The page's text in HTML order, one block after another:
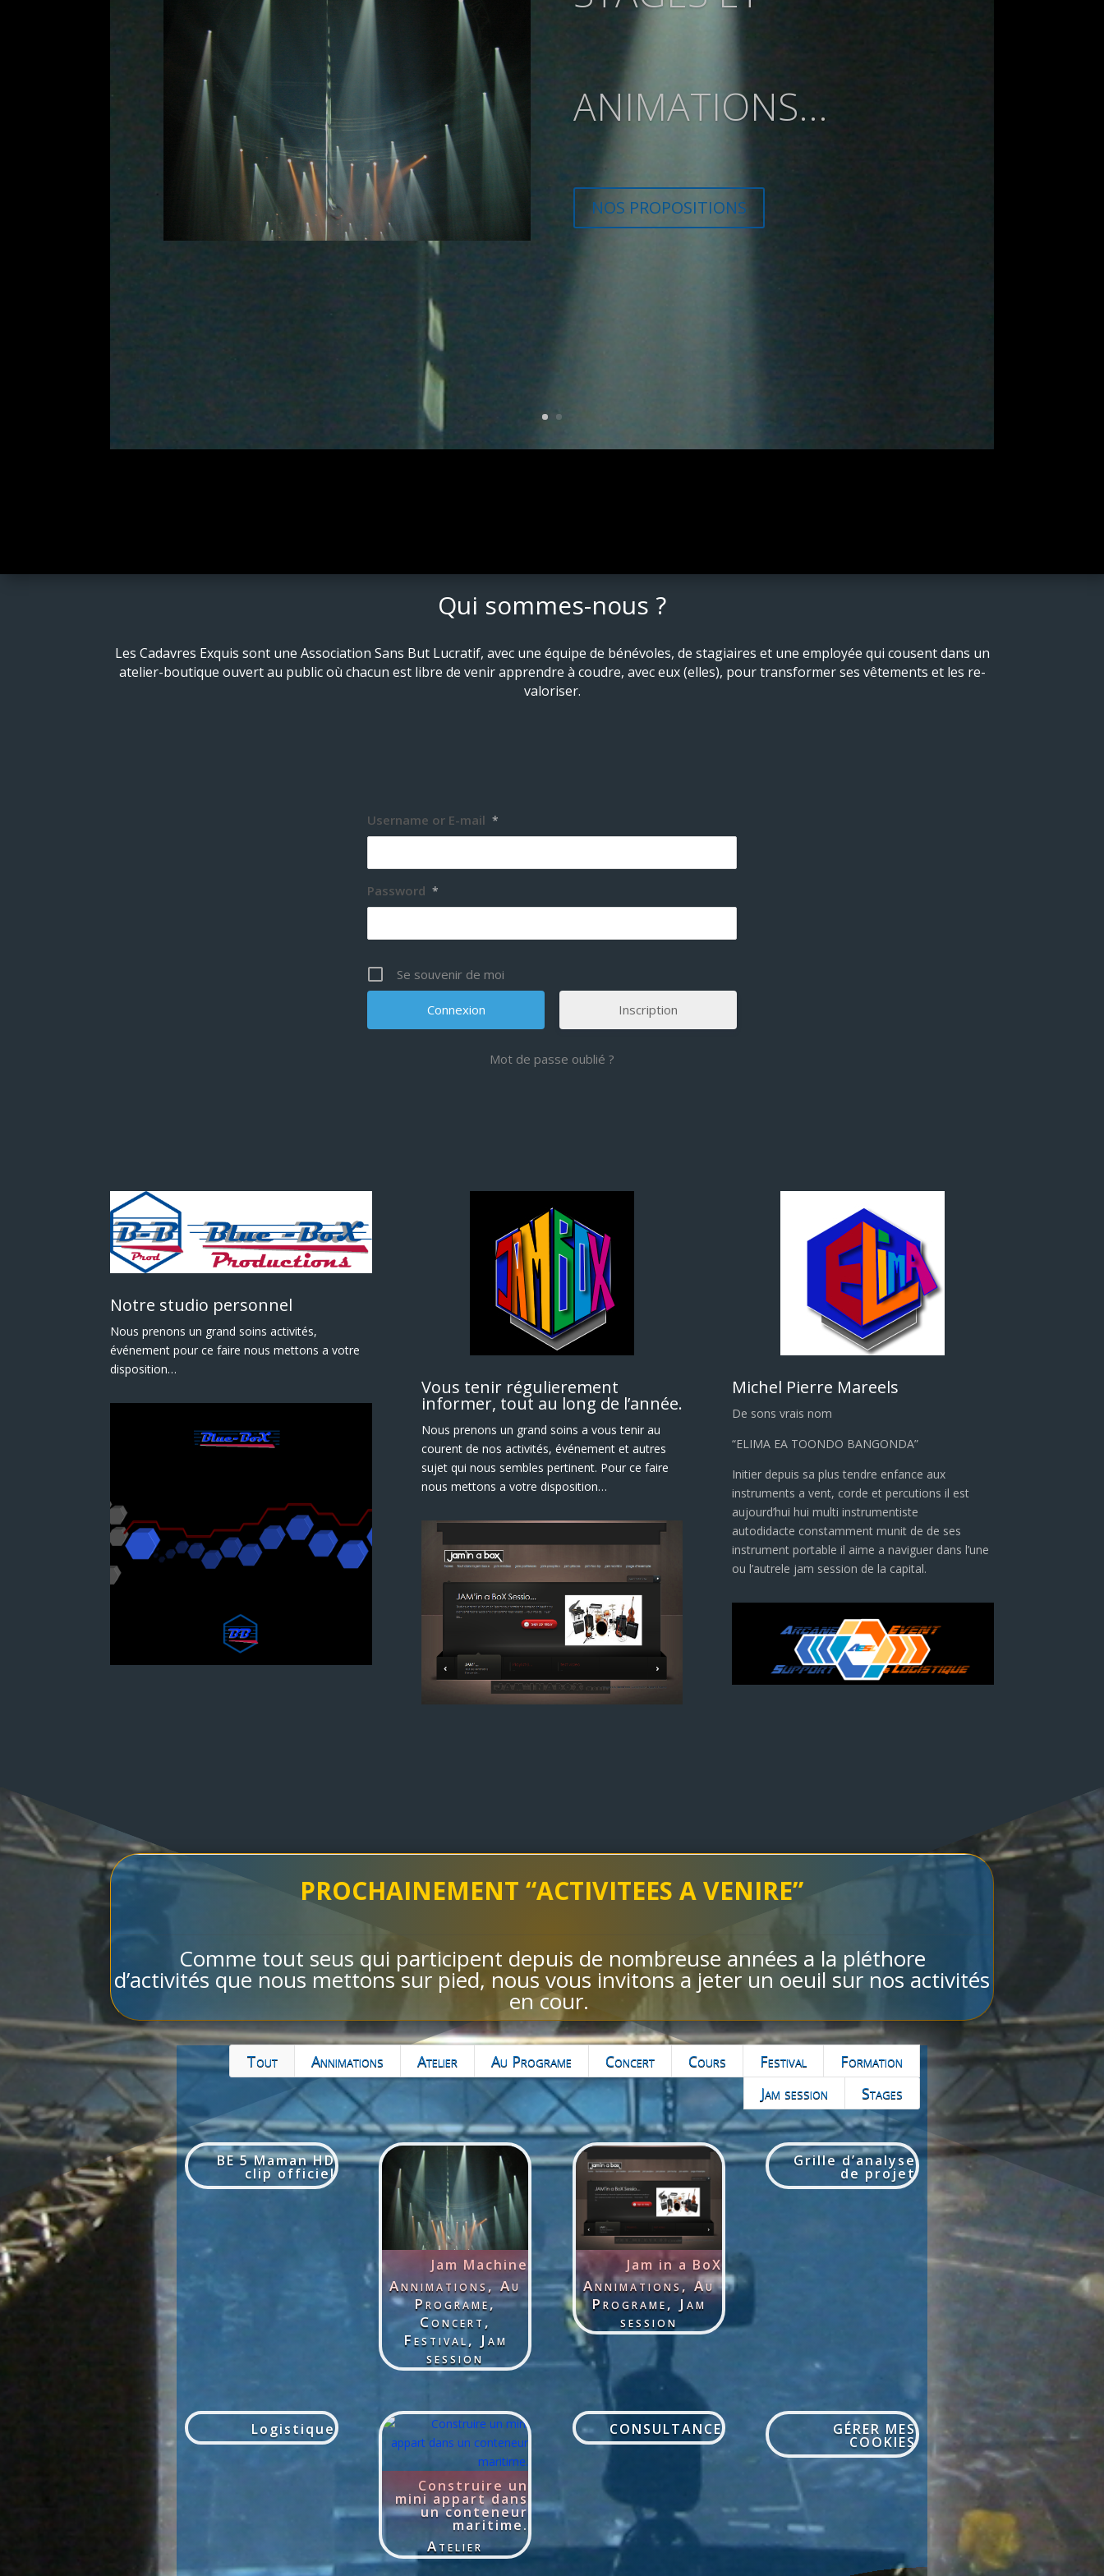
ANNIMATIONS EN
ATELIER...
Qui sommes-nous ?
Les Cadavres Exquis sont une Association Sans But Lucratif, avec une équipe de bénévoles, de stagiaires et une employée qui cousent dans un
atelier-boutique ouvert au public où chacun est libre de venir apprendre à coudre, avec eux (elles), pour transformer ses vêtements et les re-
valoriser.
Username or E-mail *
Password *
Se souvenir de moi
Inscription
Mot de passe oublié ?
Notre studio personnel
Nous prenons un grand soins activités,
événement pour ce faire nous mettons a votre
disposition…
Vous tenir régulierement
informer, tout au long de l’année.
Nous prenons un grand soins a vous tenir au
courent de nos activités, événement et autres
sujet qui nous sembles pertinent. Pour ce faire
nous mettons a votre disposition…
Michel Pierre Mareels
De sons vrais nom
“ELIMA EA TOONDO BANGONDA”
Initier depuis sa plus tendre enfance aux
instruments a vent, corde et percutions il est
aujourd’hui hui multi instrumentiste
autodidacte constamment munit de de ses
instrument portable il aime a naviguer dans l’une
ou l’autrele jam session de la capital.
PROCHAINEMENT “ACTIVITEES A VENIRE”
Comme tout seus qui participent depuis de nombreuse années a la pléthore
d’activités que nous mettons sur pied, nous vous invitons a jeter un oeuil sur nos activités
en cour.
Tout Annimations Atelier Au Programe Concert Cours Festival
Formation
Jam session
Stages
BE 5 Maman HD
clip officiel
Jam Machine
Annimations ,Au
Programe,
Concert,
Festival, Jam
session
Jam in a BoX
Annimations,Au
Programe, Jam
session
Grille d’analyse
de projet
Logistique
Construire un
mini appart dans
un conteneur
maritime.
Atelier
CONSULTANCE GÉRER MES
COOKIES